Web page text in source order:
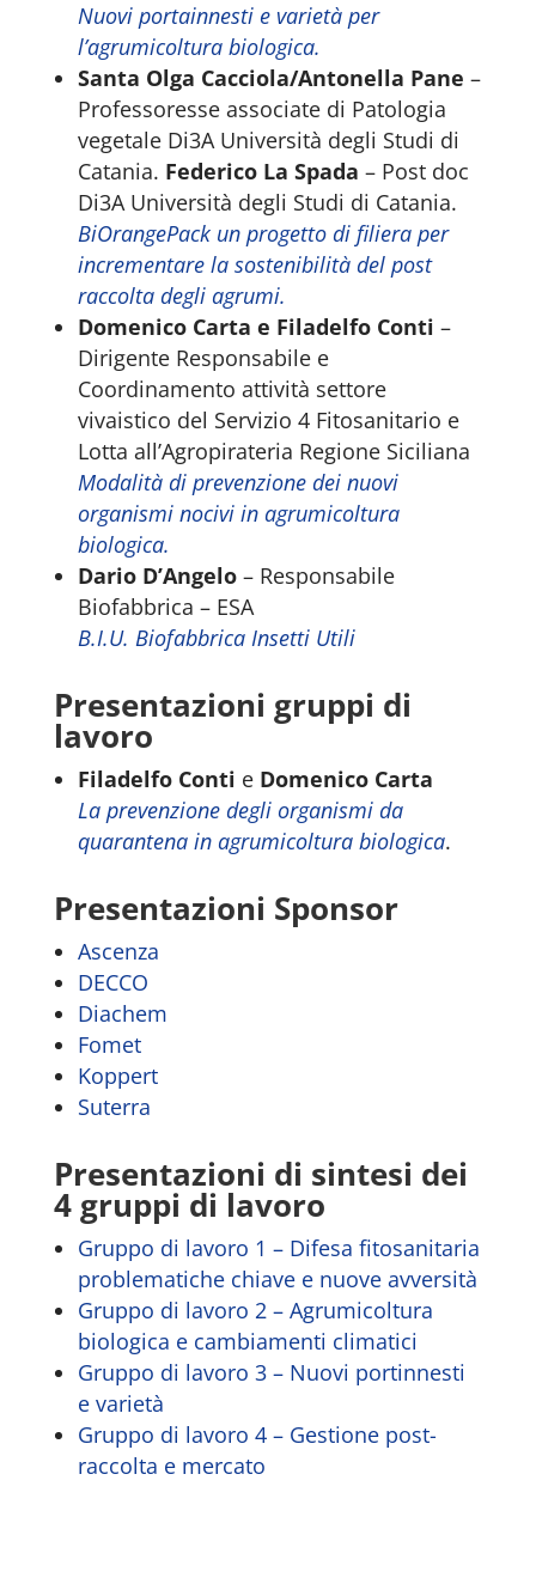
Nuovi portainnesti e varietà per
l’agrumicoltura biologica.
Santa Olga Cacciola/Antonella Pane –
Professoresse associate di Patologia
vegetale Di3A Università degli Studi di
Catania. Federico La Spada – Post doc
Di3A Università degli Studi di Catania.
BiOrangePack un progetto di filiera per
incrementare la sostenibilità del post
raccolta degli agrumi.
Domenico Carta e Filadelfo Conti –
Dirigente Responsabile e
Coordinamento attività settore
vivaistico del Servizio 4 Fitosanitario e
Lotta all’Agropirateria Regione Siciliana
Modalità di prevenzione dei nuovi
organismi nocivi in agrumicoltura
biologica.
Dario D’Angelo– Responsabile
Biofabbrica – ESA
B.I.U. Biofabbrica Insetti Utili
Presentazioni gruppi di
lavoro
Filadelfo Conti e Domenico Carta
La prevenzione degli organismi da
quarantena in agrumicoltura biologica.
Presentazioni Sponsor
Ascenza
DECCO
Diachem
Fomet
Koppert
Suterra
Presentazioni di sintesi dei
4 gruppi di lavoro
Gruppo di lavoro 1 – Difesa fitosanitaria
problematiche chiave e nuove avversità
Gruppo di lavoro 2 – Agrumicoltura
biologica e cambiamenti climatici
Gruppo di lavoro 3 – Nuovi portinnesti
e varietà
Gruppo di lavoro 4 – Gestione post-
raccolta e mercato